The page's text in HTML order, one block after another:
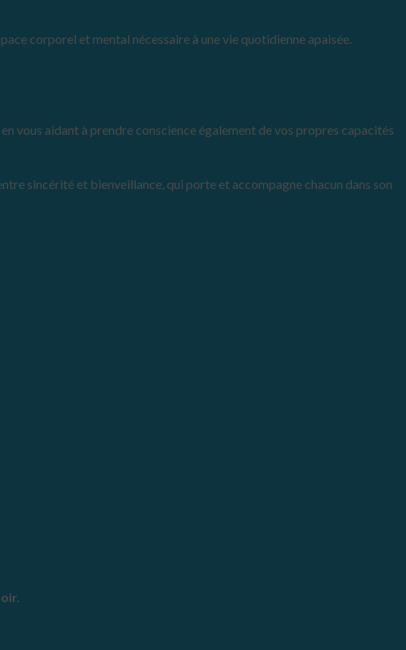
corporel et mental nécessaire à une vie quotidienne apaisée.
vous aidant à prendre conscience également de vos propres capacités
sincérité et bienveillance, qui porte et accompagne chacun dans son